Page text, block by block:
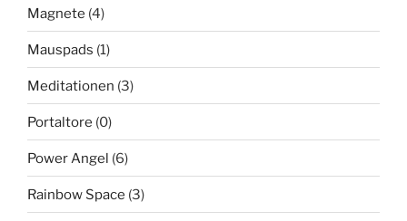
Magnete (4)
Mauspads (1)
Meditationen (3)
Portaltore (0)
Power Angel (6)
Rainbow Space (3)